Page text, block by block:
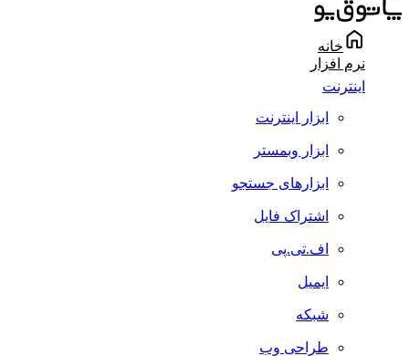
خانه
نرم افزار
اینترنت
ابزار اینترنت
ابزار وبمستر
ابزارهای جستجو
اشتراک فایل
اف.تی.پی
ایمیل
شبکه
طراحی وب